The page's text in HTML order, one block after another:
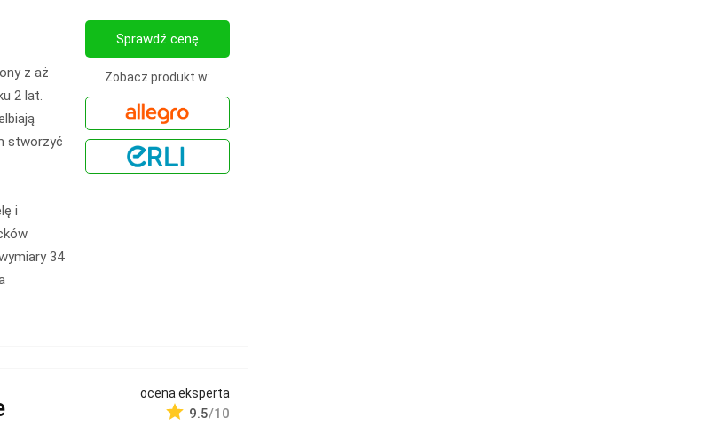
z aż
2 lat.
stworzyć
i
34
Sprawdź cenę
Zobacz produkt w:
ocena eksperta
9.5/10